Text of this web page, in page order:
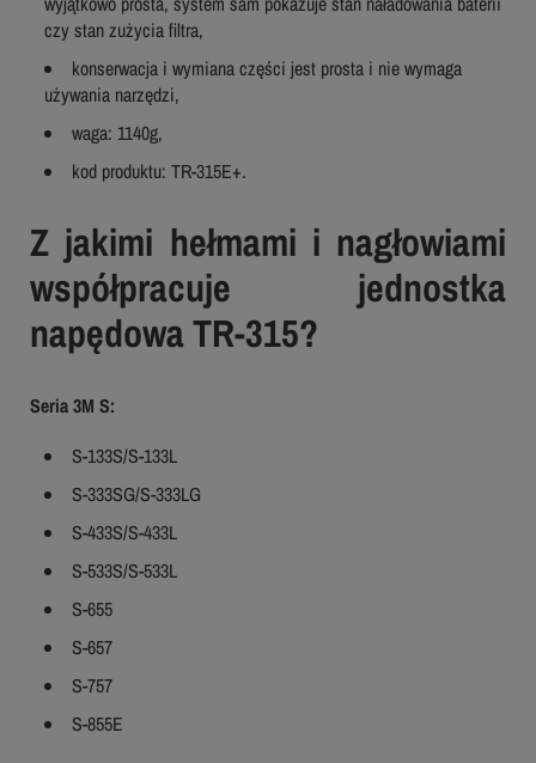
czy stan zużycia filtra,
konserwacja i wymiana części jest prosta i nie wymaga
używania narzędzi,
waga: 1140g,
kod produktu: TR-315E+.
Z jakimi hełmami i nagłowiami
współpracuje jednostka
napędowa TR-315?
Seria 3M S:
S-133S/S-133L
S-333SG/S-333LG
S-433S/S-433L
S-533S/S-533L
S-655
S-657
S-757
S-855E